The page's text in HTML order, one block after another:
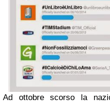
Ad ottobre scorso la